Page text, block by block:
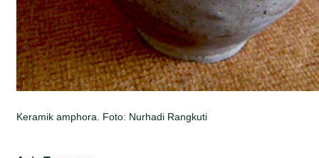
Keramik amphora. Foto: Nurhadi Rangkuti